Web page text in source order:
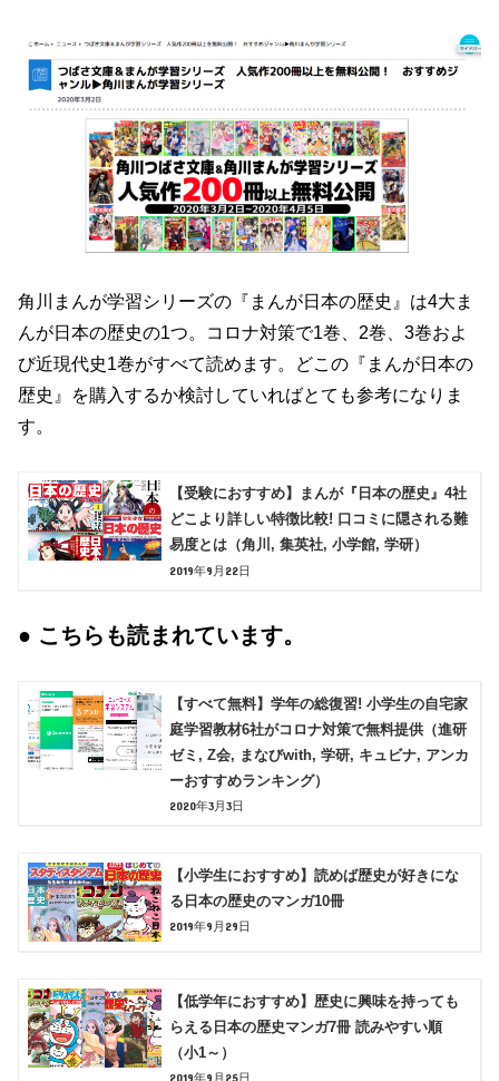
角川まんが学習シリーズの『まんが日本の歴史』は4大ま
んが日本の歴史の1つ。コロナ対策で1巻、2巻、3巻およ
び近現代史1巻がすべて読めます。どこの『まんが日本の
歴史』を購入するか検討していればとても参考になりま
す。
【受験におすすめ】まんが『日本の歴史』4社
どこより詳しい特徴比較! 口コミに隠される難
易度とは（角川, 集英社, 小学館, 学研）
2019年9月22日
● こちらも読まれています。
【すべて無料】学年の総復習! 小学生の自宅家
庭学習教材6社がコロナ対策で無料提供（進研
ゼミ, Z会, まなびwith, 学研, キュビナ, アンカ
ーおすすめランキング）
2020年3月3日
【小学生におすすめ】読めば歴史が好きにな
る日本の歴史のマンガ10冊
2019年9月29日
【低学年におすすめ】歴史に興味を持っても
らえる日本の歴史マンガ7冊 読みやすい順
（小1～）
2019年9月25日